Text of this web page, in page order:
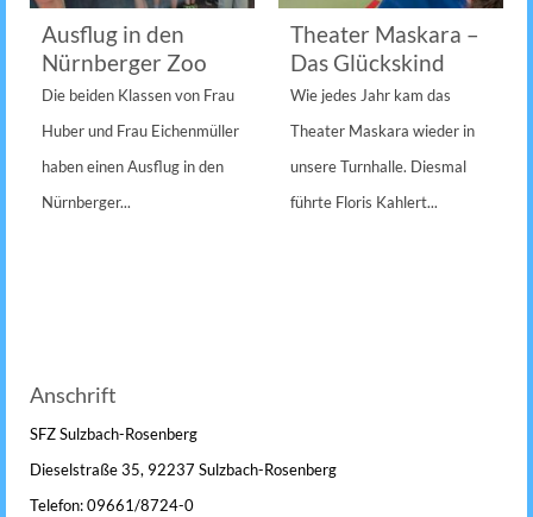
Ausflug in den
Nürnberger Zoo
Die beiden Klassen von Frau
Huber und Frau Eichenmüller
haben einen Ausflug in den
Nürnberger...
Theater Maskara –
Das Glückskind
Wie jedes Jahr kam das
Theater Maskara wieder in
unsere Turnhalle. Diesmal
führte Floris Kahlert...
Anschrift
SFZ Sulzbach-Rosenberg
Dieselstraße 35, 92237 Sulzbach-Rosenberg
Telefon: 09661/8724-0